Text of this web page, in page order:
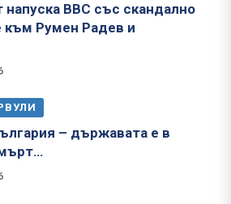
ВВС със скандално
Румен Радев и
– държавата е в